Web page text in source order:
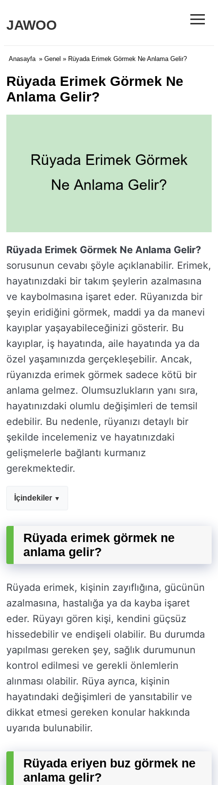
JAWOO ≡
Anasayfa » Genel » Rüyada Erimek Görmek Ne Anlama Gelir?
Rüyada Erimek Görmek Ne
Anlama Gelir?
Rüyada Erimek Görmek Ne Anlama Gelir?
sorusunun cevabı şöyle açıklanabilir. Erimek,
hayatınızdaki bir takım şeylerin azalmasına
ve kaybolmasına işaret eder. Rüyanızda bir
şeyin eridiğini görmek, maddi ya da manevi
kayıplar yaşayabileceğinizi gösterir. Bu
kayıplar, iş hayatında, aile hayatında ya da
özel yaşamınızda gerçekleşebilir. Ancak,
rüyanızda erimek görmek sadece kötü bir
anlama gelmez. Olumsuzlukların yanı sıra,
hayatınızdaki olumlu değişimleri de temsil
edebilir. Bu nedenle, rüyanızı detaylı bir
şekilde incelemeniz ve hayatınızdaki
gelişmelerle bağlantı kurmanız
gerekmektedir.
İçindekiler
Rüyada erimek görmek ne
anlama gelir?
Rüyada erimek, kişinin zayıflığına, gücünün
azalmasına, hastalığa ya da kayba işaret
eder. Rüyayı gören kişi, kendini güçsüz
hissedebilir ve endişeli olabilir. Bu durumda
yapılması gereken şey, sağlık durumunun
kontrol edilmesi ve gerekli önlemlerin
alınması olabilir. Rüya ayrıca, kişinin
hayatındaki değişimleri de yansıtabilir ve
dikkat etmesi gereken konular hakkında
uyarıda bulunabilir.
Rüyada eriyen buz görmek ne
anlama gelir?